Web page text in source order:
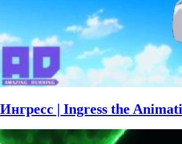
Ингресс | Ingress the